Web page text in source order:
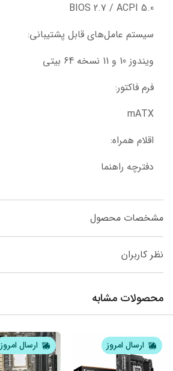
BIOS 2.7 / ACPI 5.0
سیستم عامل‌های قابل پشتیبانی:
ویندوز 10 و 11 نسخه 64 بیتی
فرم فاکتور:
mATX
اقلام همراه:
دفترچه‌ راهنما
مشخصات محصول
نظر کاربران
محصولات مشابه
ارسال امروز ارسال امروز